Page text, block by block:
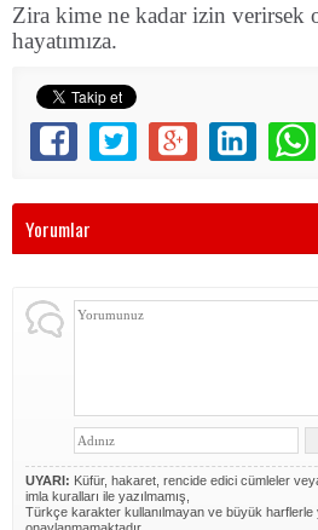
Zira kime ne kadar izin verirsek
hayatımıza.
Yorumlar
UYARI: Küfür, hakaret, rencide edici cümleler
imla kuralları ile yazılmamış,
Türkçe karakter kullanılmayan ve büyük harflerle
onaylanmamaktadır.